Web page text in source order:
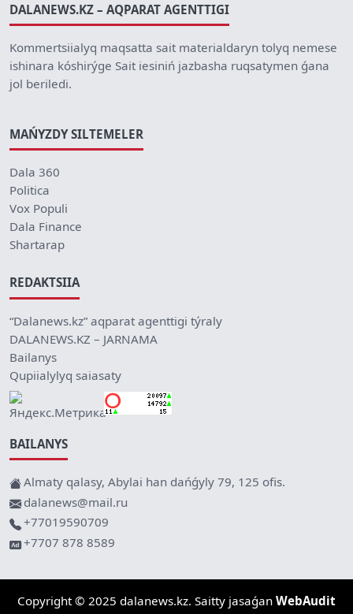
DALANEWS.KZ – AQPARAT AGENTTIGI
Kommertsiialyq maqsatta sait materialdaryn tolyq nemese
ishinara kóshirýge Sait iesiniń jazbasha ruqsatymen ǵana
jol beriledi.
MAŃYZDY SILTEMELER
Dala 360
Politica
Vox Populi
Dala Finance
Shartarap
REDAKTSIIA
“Dalanews.kz” aqparat agenttigi týraly
DALANEWS.KZ – JARNAMA
Bailanys
Qupiialylyq saiasaty
BAILANYS
Almaty qalasy, Abylai han dańǵyly 79, 125 ofis.
dalanews@mail.ru
+77019590709
+7707 878 8589
Copyright © 2025 dalanews.kz. Saitty jasaǵan WebAudit